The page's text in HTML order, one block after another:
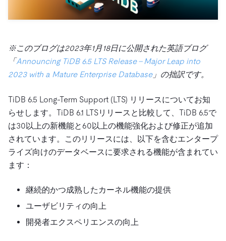
会社案内
※このブログは2023年1月18日に公開された英語ブログ
「Announcing TiDB 6.5 LTS Release – Major Leap into
2023 with a Mature Enterprise Database」の拙訳です。
TiDB 6.5 Long-Term Support (LTS) リリースについてお知
らせします。TiDB 6.1 LTSリリースと比較して、TiDB 6.5で
は30以上の新機能と60以上の機能強化および修正が追加
されています。このリリースには、以下を含むエンタープ
ライズ向けのデータベースに要求される機能が含まれてい
ます：
継続的かつ成熟したカーネル機能の提供
ユーザビリティの向上
開発者エクスペリエンスの向上